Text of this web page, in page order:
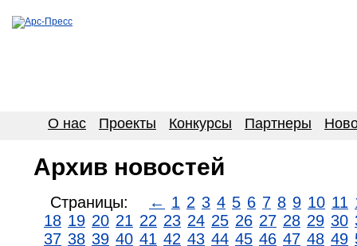
О нас Проекты Конкурсы Партнеры
Архив новостей
Страницы: ← 1 2 3 4 5 6 7 8 9 10 11
18 19 20 21 22 23 24 25 26 27 28 29 30
37 38 39 40 41 42 43 44 45 46 47 48 49